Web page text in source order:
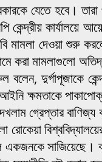
যেতে হবে। তারা
কেন্দ্রীয় কার্যালয়ে
দেওয়া শুরু
করা মামলাগুলো
দুর্গাপূজাকে
ক্ষমতাকে
গ্রেপ্তার
একজনকে